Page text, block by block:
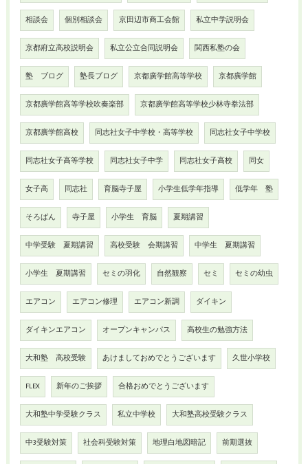
相談会 個別相談会 京田辺市商工会館 私立中学説明会
京都府立高校説明会 私立公立合同説明会 関西私塾の会
塾 ブログ 塾長ブログ 京都廣学館高等学校 京都廣学館
京都廣学館高等学校吹奏楽部 京都廣学館高等学校少林寺拳法部
京都廣学館高校 同志社女子中学校・高等学校 同志社女子中学校
同志社女子高等学校 同志社女子中学 同志社女子高校 同女
女子高 同志社 育脳寺子屋 小学生低学年指導 低学年 塾
そろばん 寺子屋 小学生 育脳 夏期講習
中学受験 夏期講習 高校受験 会期講習 中学生 夏期講習
小学生 夏期講習 セミの羽化 自然観察 セミ セミの幼虫
エアコン エアコン修理 エアコン新調 ダイキン
ダイキンエアコン オープンキャンパス 高校生の勉強方法
大和塾 高校受験 あけましておめでとうございます 久世小学校
FLEX 新年のご挨拶 合格おめでとうございます
大和塾中学受験クラス 私立中学校 大和塾高校受験クラス
中3受験対策 社会科受験対策 地理白地図暗記 前期選抜